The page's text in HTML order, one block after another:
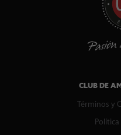
CLUB DE
Términos y